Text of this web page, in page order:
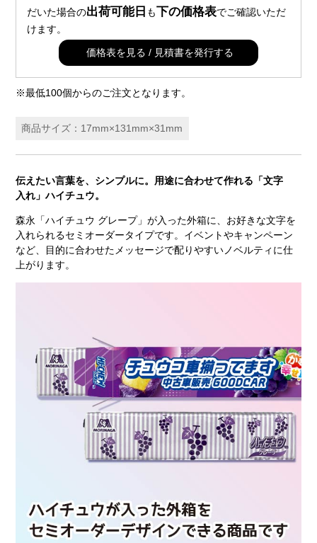
だいた場合の出荷可能日 も下の価格表でご確認いただ
けます。
価格表を見る / 見積書を発行する
※最低100個からのご注文となります。
商品サイズ：17mm×131mm×31mm
伝えたい言葉を、シンプルに。用途に合わせて作れる「文字
入れ」ハイチュウ。
森永「ハイチュウ グレープ」が入った外箱に、お好きな文字を
入れられるセミオーダータイプです。イベントやキャンペーン
など、目的に合わせたメッセージで配りやすいノベルティに仕
上がります。